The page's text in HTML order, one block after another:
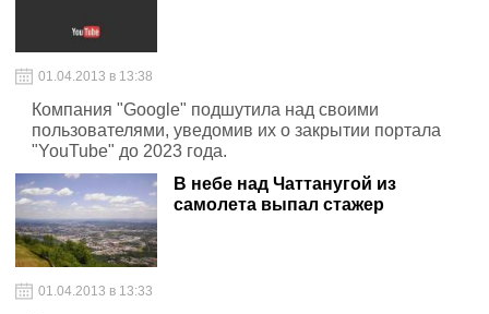
01.04.2013 в 13:38
Компания "Google" подшутила над своими
пользователями, уведомив их о закрытии портала
"YouTube" до 2023 года.
В небе над Чаттанугой из
самолета выпал стажер
01.04.2013 в 13:33